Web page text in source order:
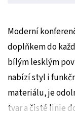
Moderní
doplňkem do
bílým lesklým
nabízí styl i
materiálu, je
tvar a čisté linie